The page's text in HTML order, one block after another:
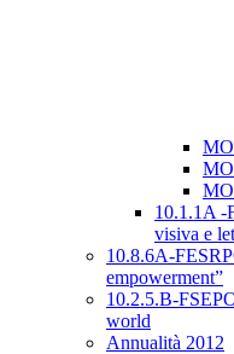
10.1.1A -
visiva e
10.8.6A-
empowerment”
10.2.5.B-
world
Annualità 2012